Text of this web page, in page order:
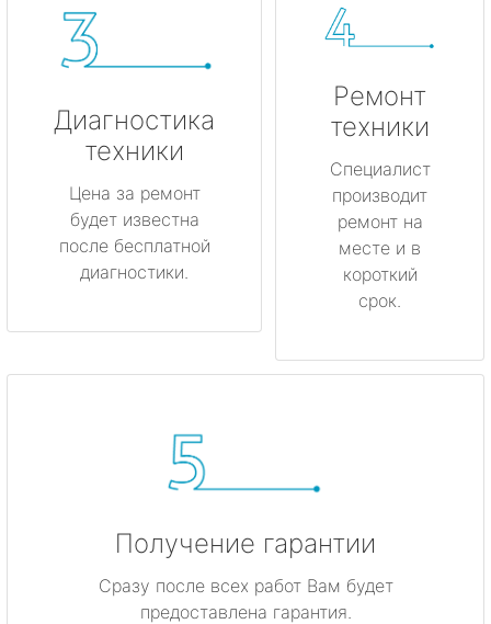
Диагностика
техники
Цена за ремонт
будет известна
после бесплатной
диагностики.
Ремонт
техники
Специалист
производит
ремонт на
месте и в
короткий
срок.
Получение гарантии
Сразу после всех работ Вам будет
предоставлена гарантия.